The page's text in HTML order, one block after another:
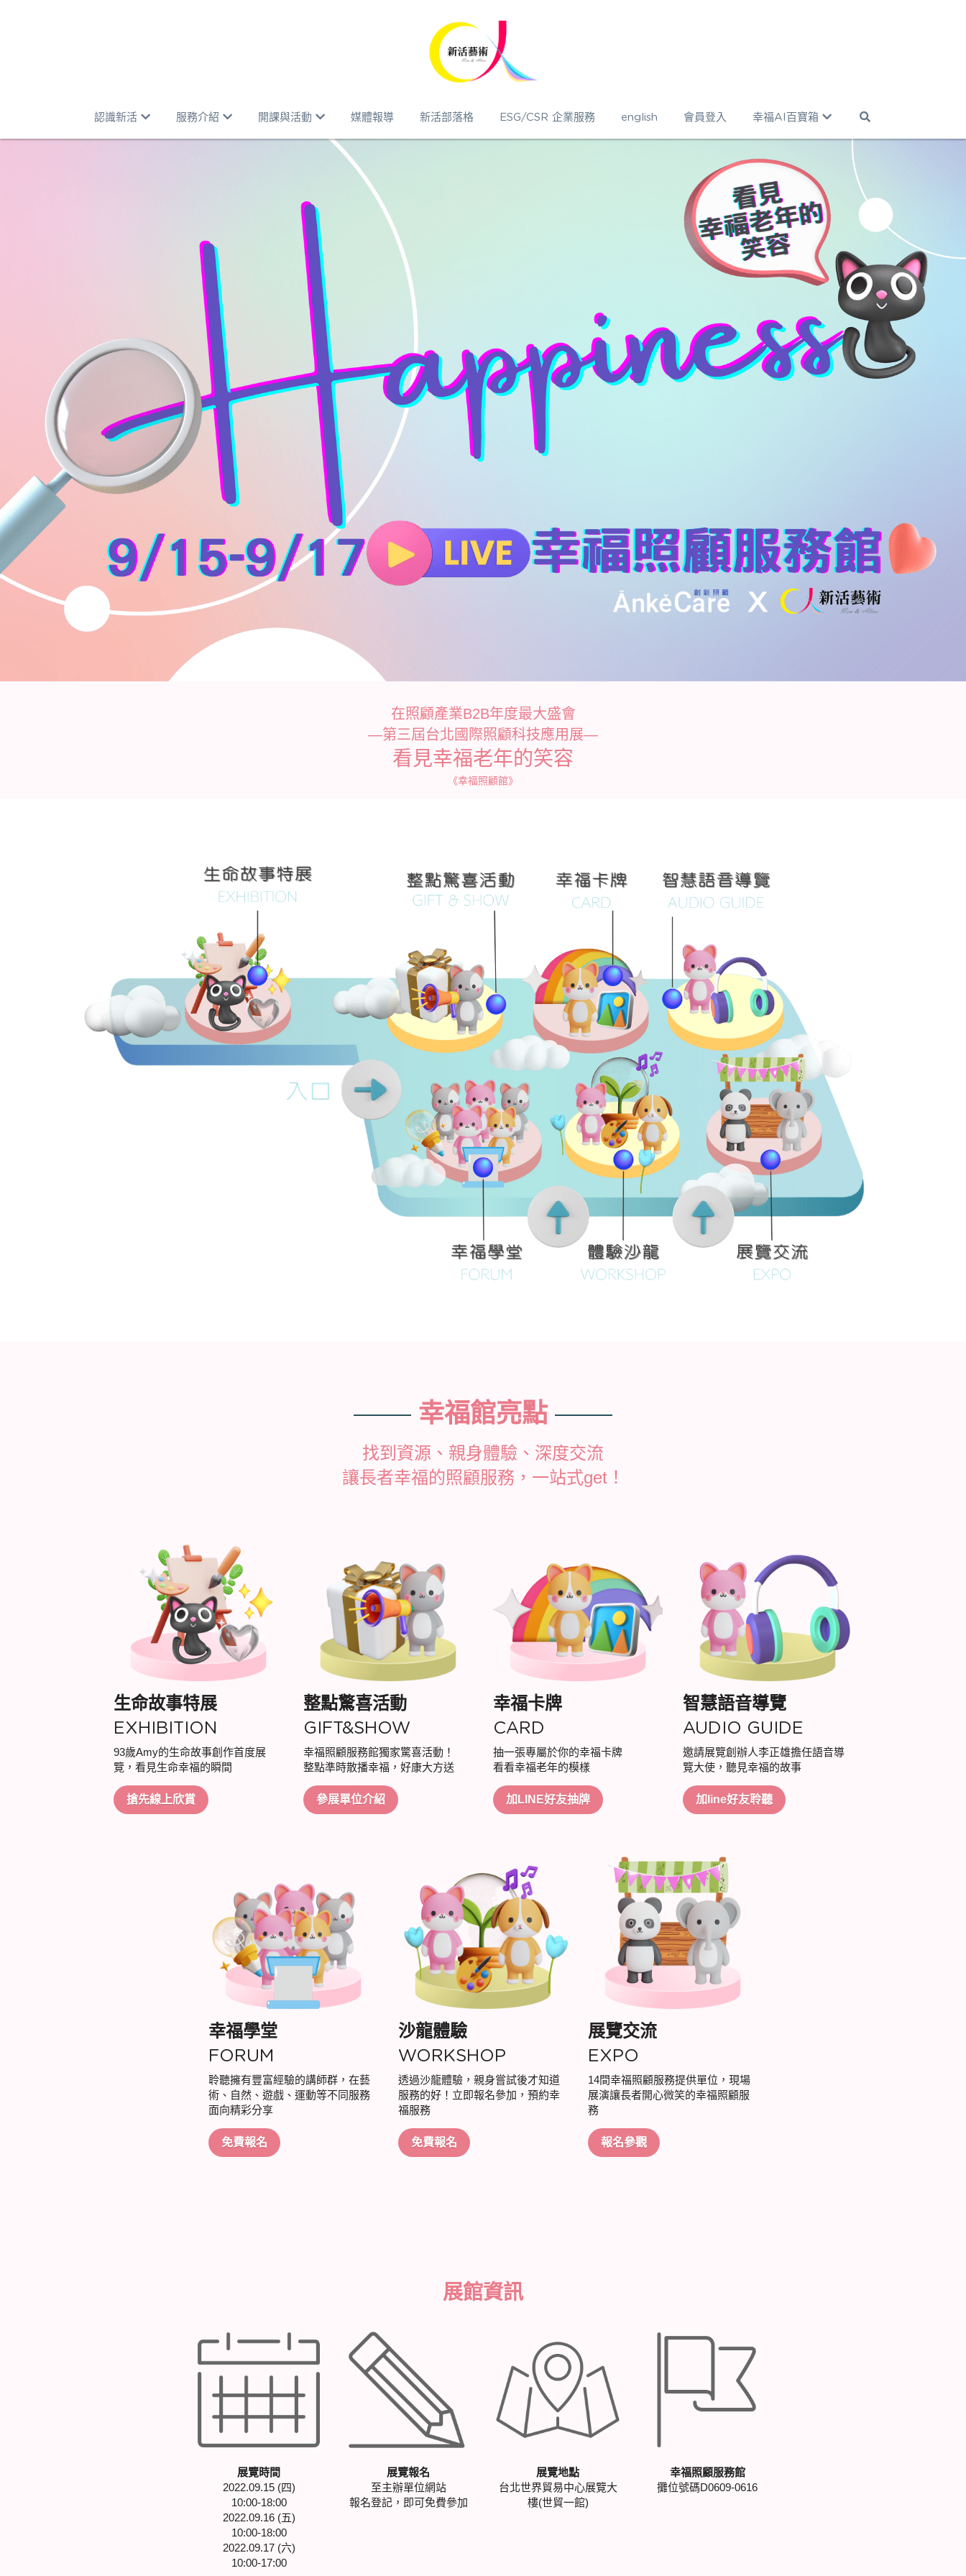
認識新活 服務介紹 開課與活動 媒體報導 新活部落格 ESG/CSR 企業服務 english 會員登入 幸福AI百寶箱
在照顧產業B2B年度最大盛會
—第三屆台北國際照顧科技應用展—
看見幸福老年的笑容
《幸福照顧館》
幸福館亮點
找到資源、親身體驗、深度交流
讓長者幸福的照顧服務，一站式get！
生命故事特展
EXHIBITION
93歲Amy的生命故事創作首度展
覽，看見生命幸福的瞬間
搶先線上欣賞
整點驚喜活動
GIFT&SHOW
幸福照顧服務館獨家驚喜活動！
整點準時散播幸福，好康大方送
參展單位介紹
幸福卡牌
CARD
抽一張專屬於你的幸福卡牌
看看幸福老年的模樣
加LINE好友抽牌
智慧語音導覽
AUDIO GUIDE
邀請展覽創辦人李正雄擔任語音導
覽大使，聽見幸福的故事
加line好友聆聽
幸福學堂
FORUM
聆聽擁有豐富經驗的講師群，在藝
術、自然、遊戲、運動等不同服務
面向精彩分享
免費報名
沙龍體驗
WORKSHOP
透過沙龍體驗，親身嘗試後才知道
服務的好！立即報名參加，預約幸
福服務
免費報名
展覽交流
EXPO
14間幸福照顧服務提供單位，現場
展演讓長者開心微笑的幸福照顧服
務
報名參觀
展覽時間
2022.09.15 (四)
10:00-18:00
10:00-18:00
2022.09.17 (六)
10:00-17:00
展覽報名
至主辦單位網站
報名登記，即可免費參加
展覽地點
台北世界貿易中心展覽大
幸福照顧服務館